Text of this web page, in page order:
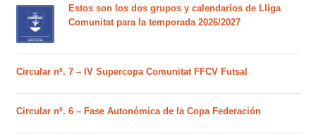
Estos son los dos grupos y calendarios de Lliga
Comunitat para la temporada 2026/2027
Circular nº. 7 – IV Supercopa Comunitat FFCV Futsal
Circular nº. 6 – Fase Autonómica de la Copa Federación